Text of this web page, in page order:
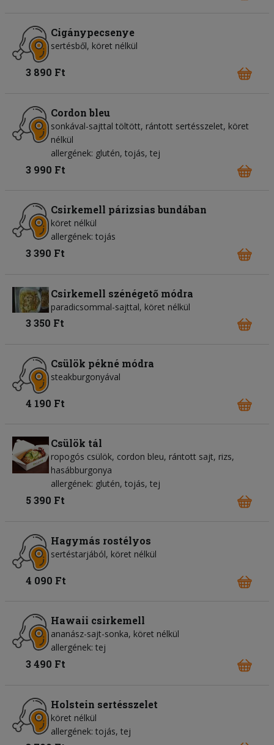
Cigánypecsenye
sertésből, köret nélkül
3 890 Ft
Cordon bleu
sonkával-sajttal töltött, rántott sertésszelet, köret
nélkül
allergének: glutén, tojás, tej
3 990 Ft
Csirkemell párizsias bundában
köret nélkül
allergének: tojás
3 390 Ft
Csirkemell szénégető módra
paradicsommal-sajttal, köret nélkül
3 350 Ft
Csülök pékné módra
steakburgonyával
4 190 Ft
Csülök tál
ropogós csülök, cordon bleu, rántott sajt, rizs,
hasábburgonya
allergének: glutén, tojás, tej
5 390 Ft
Hagymás rostélyos
sertéstarjából, köret nélkül
4 090 Ft
Hawaii csirkemell
ananász-sajt-sonka, köret nélkül
allergének: tej
3 490 Ft
Holstein sertésszelet
köret nélkül
allergének: tojás, tej